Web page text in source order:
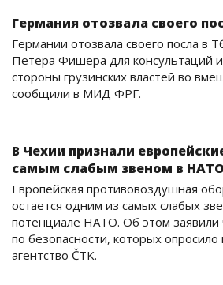
Германия отозвала своего
Германии отозвала своего посла в
Петера Фишера для консультаций
стороны грузинских властей во
сообщили в МИД ФРГ.
В Чехии признали
самым слабым звеном в НАТО
Европейская противовоздушная
остается одним из самых слабых
потенциале НАТО. Об этом заявили
по безопасности, которых
агентство ČTK.